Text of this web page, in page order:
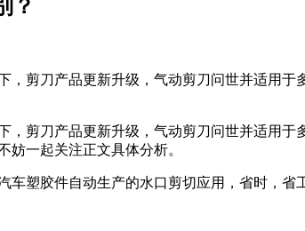
？
，剪刀产品更新升级，气动剪刀问世并适用
，剪刀产品更新升级，气动剪刀问世并适用
一起关注正文具体分析。
塑胶件自动生产的水口剪切应用，省时，